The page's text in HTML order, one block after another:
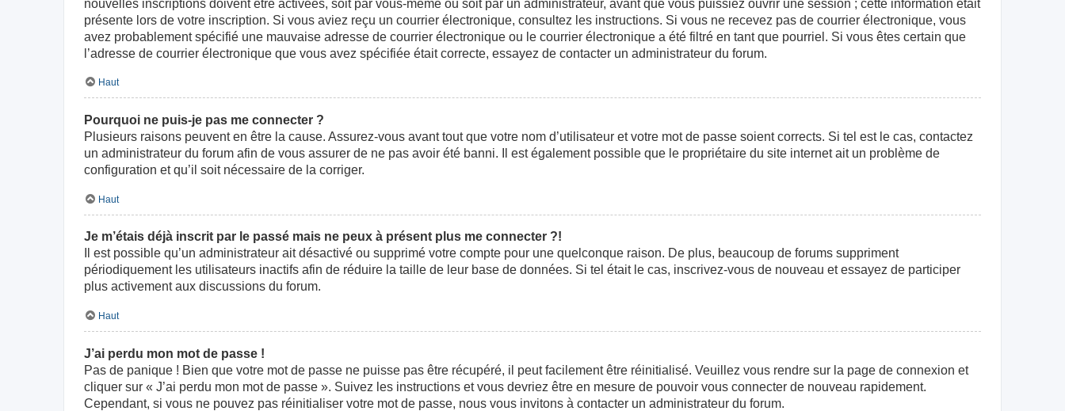
nouvelles inscriptions doivent être activées, soit par vous-même ou soit par un administrateur, avant que vous puissiez ouvrir une session ; cette information était
présente lors de votre inscription. Si vous aviez reçu un courrier électronique, consultez les instructions. Si vous ne recevez pas de courrier électronique, vous
avez probablement spécifié une mauvaise adresse de courrier électronique ou le courrier électronique a été filtré en tant que pourriel. Si vous êtes certain que
l’adresse de courrier électronique que vous avez spécifiée était correcte, essayez de contacter un administrateur du forum.
Haut
Pourquoi ne puis-je pas me connecter ?
Plusieurs raisons peuvent en être la cause. Assurez-vous avant tout que votre nom d’utilisateur et votre mot de passe soient corrects. Si tel est le cas, contactez
un administrateur du forum afin de vous assurer de ne pas avoir été banni. Il est également possible que le propriétaire du site internet ait un problème de
configuration et qu’il soit nécessaire de la corriger.
Haut
Je m’étais déjà inscrit par le passé mais ne peux à présent plus me connecter ?!
Il est possible qu’un administrateur ait désactivé ou supprimé votre compte pour une quelconque raison. De plus, beaucoup de forums suppriment
périodiquement les utilisateurs inactifs afin de réduire la taille de leur base de données. Si tel était le cas, inscrivez-vous de nouveau et essayez de participer
plus activement aux discussions du forum.
Haut
J’ai perdu mon mot de passe !
Pas de panique ! Bien que votre mot de passe ne puisse pas être récupéré, il peut facilement être réinitialisé. Veuillez vous rendre sur la page de connexion et
cliquer sur « J’ai perdu mon mot de passe ». Suivez les instructions et vous devriez être en mesure de pouvoir vous connecter de nouveau rapidement.
Cependant, si vous ne pouvez pas réinitialiser votre mot de passe, nous vous invitons à contacter un administrateur du forum.